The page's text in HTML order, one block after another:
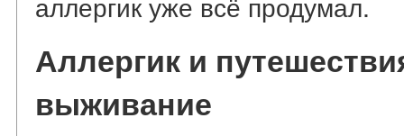
Аллергик и
выживание